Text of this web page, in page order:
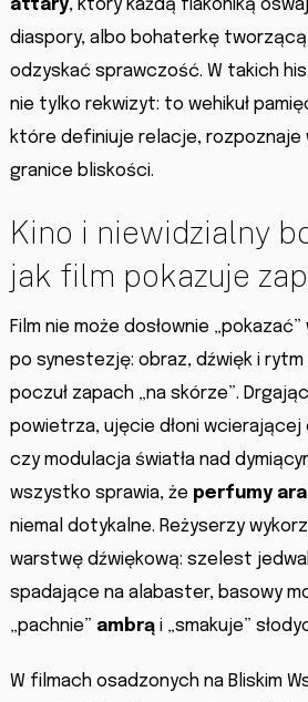
attary, który każdą flakoniką
diaspory, albo bohaterkę tworzącą
odzyskać sprawczość. W takich
nie tylko rekwizyt: to wehikuł
które definiuje relacje, rozpoznaje
granice bliskości.
Kino i niewidzialny
jak film pokazuje
Film nie może dosłownie
po synestezję: obraz, dźwięk i rytm
poczuł zapach „na skórze”.
powietrza, ujęcie dłoni
czy modulacja światła nad
wszystko sprawia, że perfumy
niemal dotykalne. Reżyserzy
warstwę dźwiękową: szelest
spadające na alabaster, basowy
„pachnie” ambrąi „smakuje”
W filmach osadzonych na Bliskim